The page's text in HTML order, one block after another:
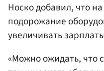
Носко добавил, что
подорожание
увеличивать
«Можно ожидать, что